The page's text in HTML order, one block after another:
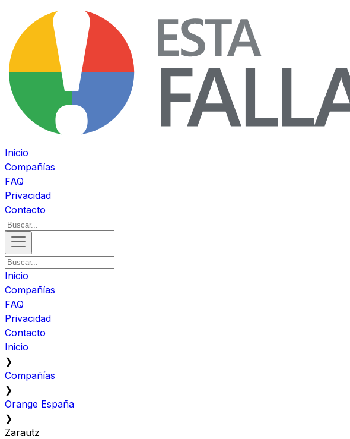
Inicio
Compañías
FAQ
Privacidad
Contacto
Inicio
Compañías
FAQ
Privacidad
Contacto
Inicio
❯
Compañías
❯
Orange España
❯
Zarautz